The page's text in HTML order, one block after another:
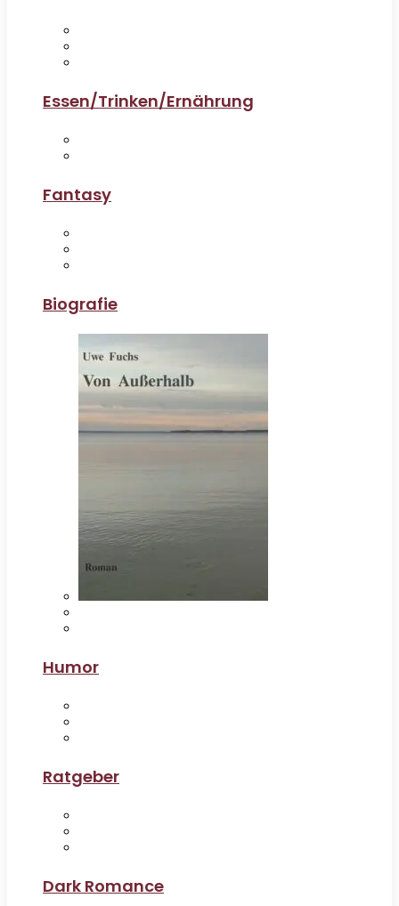
Essen/Trinken/Ernährung
Fantasy
Biografie
Humor
Ratgeber
Dark Romance